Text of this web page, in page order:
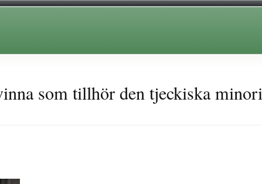
som tillhör den tjeckiska